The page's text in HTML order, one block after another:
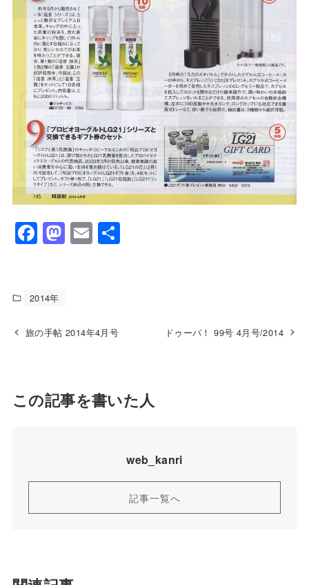
F
a
e
b
o
k
M
a
d
o
E
m
共
2014年
旅の手帖 2014年4月号 ドゥーパ！ 99号 4月号/2014
この記事を書いた人
web_kanri
記事一覧へ